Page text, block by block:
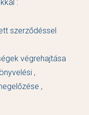
:
szerződéssel
végrehajtása
,
,